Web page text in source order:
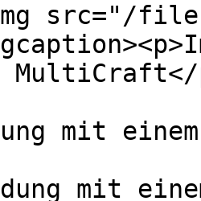
src="/files/
mit
mit